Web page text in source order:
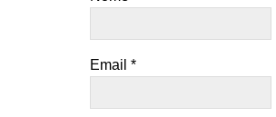
Email *